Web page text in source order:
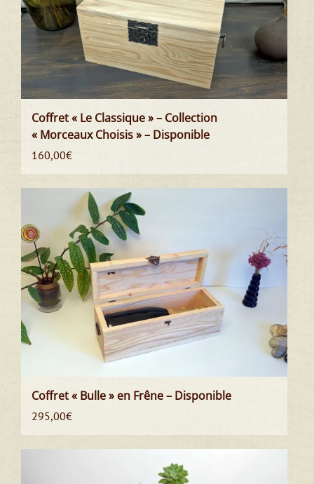
Coffret « Le Classique » – Collection
« Morceaux Choisis » – Disponible
160,00€
Coffret « Bulle » en Frêne – Disponible
295,00€